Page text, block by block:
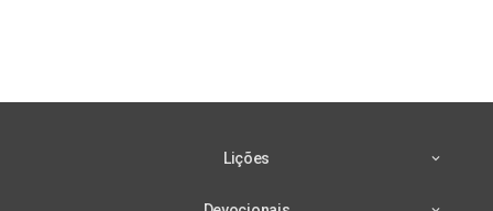
Lições